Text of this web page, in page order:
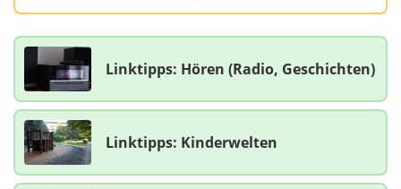
Linktipps: Hören (Radio, Geschichten)
Linktipps: Kinderwelten